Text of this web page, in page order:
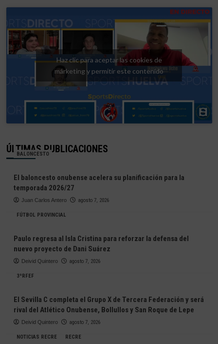
Haz clic para aceptar las cookies de
márketing y permitir este contenido
ÚLTIMAS PUBLICACIONES
BALONCESTO
El baloncesto onubense acelera su planificación para la
temporada 2026/27
Juan Carlos Antero agosto 7, 2026
FÚTBOL PROVINCIAL
Paulo regresa al Isla Cristina para reforzar la defensa del
nuevo proyecto de Dani Suárez
Deivid Quintero agosto 7, 2026
3ªRFEF
El Sevilla C completa el Grupo X de Tercera Federación y será
rival del Atlético Onubense, Bollullos y San Roque de Lepe
Deivid Quintero agosto 7, 2026
NOTICIAS RECRE RECRE